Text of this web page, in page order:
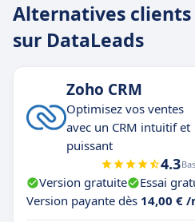
Alternatives clients
sur DataLeads
Zoho CRM
Optimisez vos ventes
avec un CRM intuitif et
puissant
4.3
Version gratuite Essai
Version payante dès 14,00 €